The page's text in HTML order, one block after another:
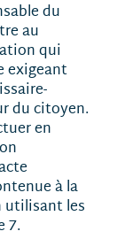
du
au
qui
exigeant
du citoyen.
en
à la
utilisant les
7.